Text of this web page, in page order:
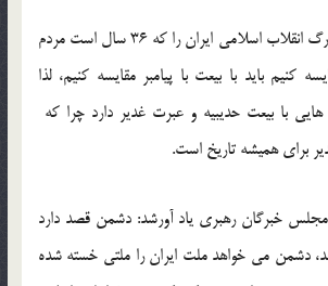
به گفته وی، اگر بیعت بزرگ انقلاب اسلامی ایران را که 36 سال است مردم
کنیم باید با بیعت با پیامبر مقایسه کنیم، لذا
با بیعت حدیبیه و عبرت غدیر دارد چرا که
برای همیشه تاریخ است.
مجلس خبرگان رهبری یاد آورشد: دشمن قصد دارد
دشمن می خواهد ملت ایران را ملتی خسته شده